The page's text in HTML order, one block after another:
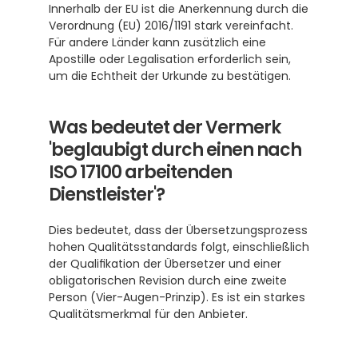
Innerhalb der EU ist die Anerkennung durch die
Verordnung (EU) 2016/1191 stark vereinfacht.
Für andere Länder kann zusätzlich eine
Apostille oder Legalisation erforderlich sein,
um die Echtheit der Urkunde zu bestätigen.
Was bedeutet der Vermerk
'beglaubigt durch einen nach
ISO 17100 arbeitenden
Dienstleister'?
Dies bedeutet, dass der Übersetzungsprozess
hohen Qualitätsstandards folgt, einschließlich
der Qualifikation der Übersetzer und einer
obligatorischen Revision durch eine zweite
Person (Vier-Augen-Prinzip). Es ist ein starkes
Qualitätsmerkmal für den Anbieter.